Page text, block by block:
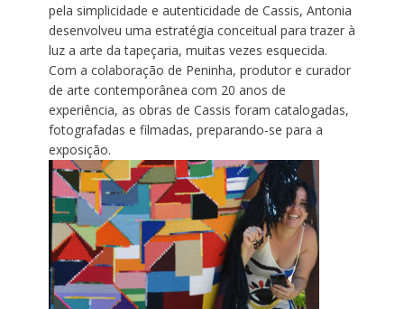
pela simplicidade e autenticidade de Cassis, Antonia
desenvolveu uma estratégia conceitual para trazer à
luz a arte da tapeçaria, muitas vezes esquecida.
Com a colaboração de Peninha, produtor e curador
de arte contemporânea com 20 anos de
experiência, as obras de Cassis foram catalogadas,
fotografadas e filmadas, preparando-se para a
exposição.